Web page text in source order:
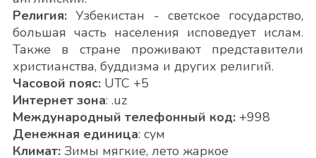
Религия:Узбекистан - светское государство,
большая часть населения исповедует ислам.
Также в стране проживают представители
христианства, буддизма и других религий.
Часовой пояс:UTC +5
Интернет зона: .uz
Международный телефонный код:+998
Денежная единица: сум
Климат:Зимы мягкие, лето жаркое